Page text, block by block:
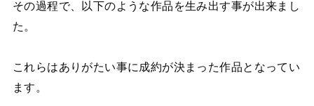
その過程で、以下のような作品を生み出す事が出来まし
た。
これらはありがたい事に成約が決まった作品となってい
ます。